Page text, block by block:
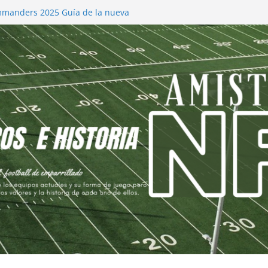
2025 Guía de la nueva
y Proyecciones.
2025 Cambios y Proyección de la
2025 Cambios y Proyección
2025
2025 Recomposición y Planificación de